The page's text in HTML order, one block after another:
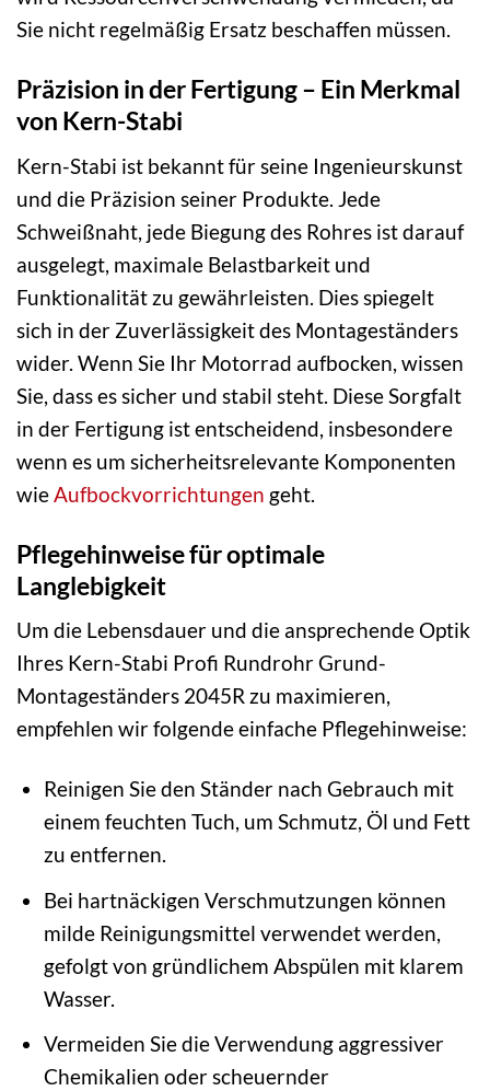
Sie nicht regelmäßig Ersatz beschaffen müssen.
Präzision in der Fertigung – Ein Merkmal
von Kern-Stabi
Kern-Stabi ist bekannt für seine Ingenieurskunst
und die Präzision seiner Produkte. Jede
Schweißnaht, jede Biegung des Rohres ist darauf
ausgelegt, maximale Belastbarkeit und
Funktionalität zu gewährleisten. Dies spiegelt
sich in der Zuverlässigkeit des Montageständers
wider. Wenn Sie Ihr Motorrad aufbocken, wissen
Sie, dass es sicher und stabil steht. Diese Sorgfalt
in der Fertigung ist entscheidend, insbesondere
wenn es um sicherheitsrelevante Komponenten
wieAufbockvorrichtungen geht.
Pflegehinweise für optimale
Langlebigkeit
Um die Lebensdauer und die ansprechende Optik
Ihres Kern-Stabi Profi Rundrohr Grund-
Montageständers 2045R zu maximieren,
empfehlen wir folgende einfache Pflegehinweise:
Reinigen Sie den Ständer nach Gebrauch mit
einem feuchten Tuch, um Schmutz, Öl und Fett
zu entfernen.
Bei hartnäckigen Verschmutzungen können
milde Reinigungsmittel verwendet werden,
gefolgt von gründlichem Abspülen mit klarem
Wasser.
Vermeiden Sie die Verwendung aggressiver
Chemikalien oder scheuernder